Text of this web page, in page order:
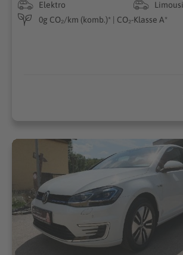
Elektro
0g CO₂/km (komb.)* | CO₂-Klasse A*